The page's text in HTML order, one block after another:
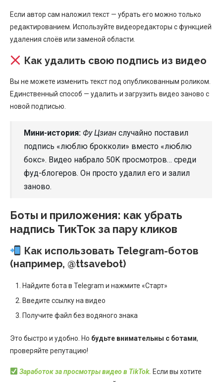
Если автор сам наложил текст — убрать его можно только
редактированием. Используйте видеоредакторы с функцией
удаления слоёв или заменой области.
Как удалить свою подпись из видео
Вы не можете изменить текст под опубликованным роликом.
Единственный способ — удалить и загрузить видео заново с
новой подписью.
Мини-история: Фу Цзиан случайно поставил
подпись «люблю брокколи» вместо «люблю
бокс». Видео набрало 50K просмотров… среди
фуд-блогеров. Он просто удалил его и залил
заново.
Боты и приложения: как убрать
надпись ТикТок за пару кликов
Как использовать Telegram-ботов
(например, @ttsavebot)
Найдите бота в Telegram и нажмите «Старт»
Введите ссылку на видео
Получите файл без водяного знака
Это быстро и удобно. Но будьте внимательны с ботами,
проверяйте репутацию!
Заработок за просмотры видео в TikTok. Если вы хотите